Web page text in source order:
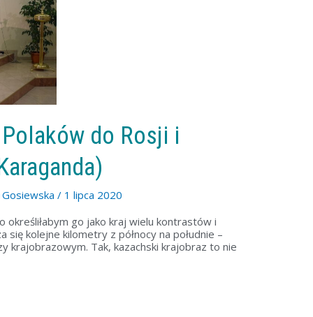
do Rosji i
Gosiewska / 1 lipca 2020
określiłabym go jako kraj wielu kontrastów i
kolejne kilometry z północy na południe –
krajobrazowym. Tak, kazachski krajobraz to nie